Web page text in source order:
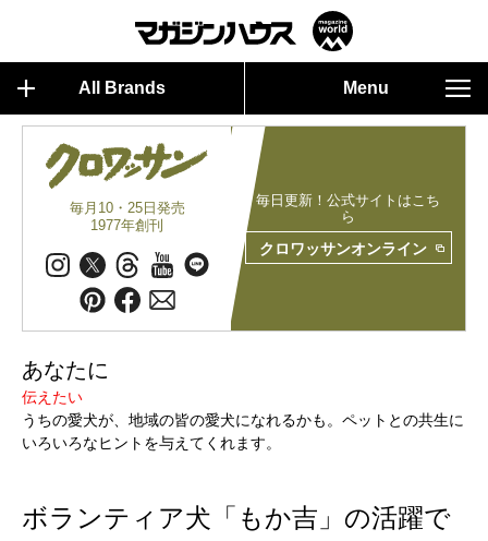
All Brands Menu
毎月10・25日発売
1977年創刊
毎日更新！公式サイトはこち
ら
クロワッサンオンライン
あなたに
伝えたい
うちの愛犬が、地域の皆の愛犬になれるかも。ペットとの共生に
いろいろなヒントを与えてくれます。
ボランティア犬「もか吉」の活躍で